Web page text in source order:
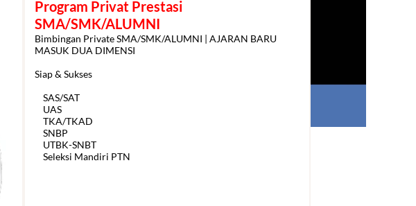
Program Privat Prestasi
SMA/SMK/ALUMNI
Bimbingan Private SMA/SMK/ALUMNI | AJARAN BARU
MASUK DUA DIMENSI
Siap & Sukses